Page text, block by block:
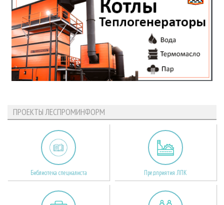
ПРОЕКТЫ ЛЕСПРОМИНФОРМ
Библиотека специалиста Предприятия ЛПК